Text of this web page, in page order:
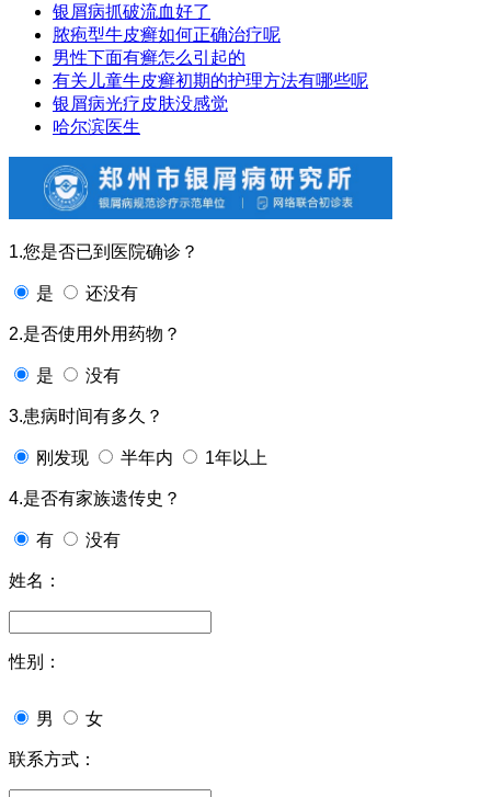
银屑病抓破流血好了
脓疱型牛皮癣如何正确治疗呢
男性下面有癣怎么引起的
有关儿童牛皮癣初期的护理方法有哪些呢
银屑病光疗皮肤没感觉
哈尔滨医生
1.您是否已到医院确诊？
是 还没有
2.是否使用外用药物？
是 没有
3.患病时间有多久？
刚发现 半年内 1年以上
4.是否有家族遗传史？
有 没有
姓名：
性别：
男 女
联系方式：